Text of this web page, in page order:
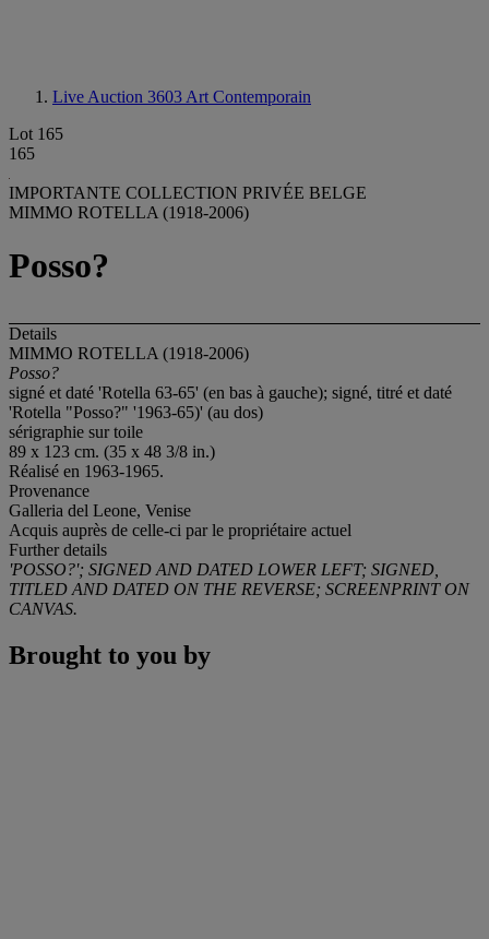
Live Auction 3603 Art Contemporain
Lot 165
165
IMPORTANTE COLLECTION PRIVÉE BELGE
MIMMO ROTELLA (1918-2006)
Posso?
Details
MIMMO ROTELLA (1918-2006)
Posso?
signé et daté 'Rotella 63-65' (en bas à gauche); signé, titré et daté
'Rotella "Posso?" '1963-65)' (au dos)
sérigraphie sur toile
89 x 123 cm. (35 x 48 3/8 in.)
Réalisé en 1963-1965.
Provenance
Galleria del Leone, Venise
Acquis auprès de celle-ci par le propriétaire actuel
Further details
'POSSO?'; SIGNED AND DATED LOWER LEFT; SIGNED,
TITLED AND DATED ON THE REVERSE; SCREENPRINT ON
CANVAS.
Brought to you by